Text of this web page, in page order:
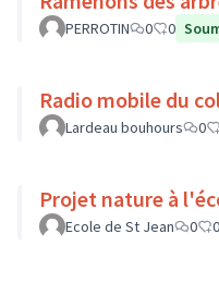
PERROTIN 0 0
Radio mobile du
Lardeau bouhours 0
Projet nature à
Ecole de St Jean 0 0